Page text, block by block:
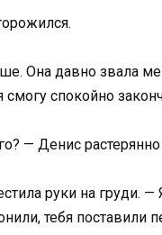
Она давно звала
смогу спокойно
— Денис
руки на груди.
тебя поставили